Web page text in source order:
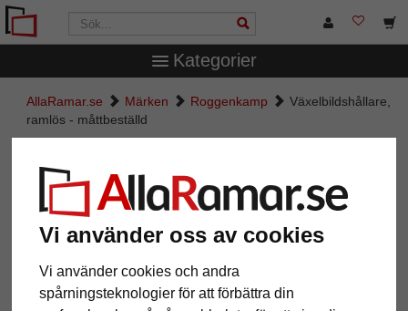
Vi använder oss av cookies
Vi använder cookies och andra
spårningsteknologier för att förbättra din
Kategorier
AllaRamar.se Märken Roggenkamp
Växelbildshållare,
ramlös - måttbeställd
Växelbildshållare, ramlös -
måttbeställd